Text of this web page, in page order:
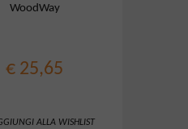
WoodWay
€ 25,65
ALLA WISHLIST